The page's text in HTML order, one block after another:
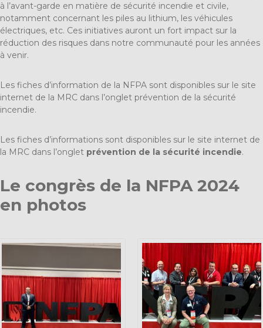
à l’avant-garde en matière de sécurité incendie et civile,
notamment concernant les piles au lithium, les véhicules
électriques, etc. Ces initiatives auront un fort impact sur la
réduction des risques dans notre communauté pour les années
à venir.
Les fiches d’information de la NFPA sont disponibles sur le site
internet de la MRC dans l’onglet prévention de la sécurité
incendie.
Les fiches d’informations sont disponibles sur le site internet de
la MRC dans l’onglet prévention de la sécurité incendie.
Le congrès de la NFPA 2024
en photos